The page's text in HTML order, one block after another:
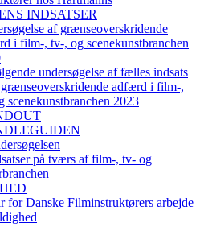
INDSATSER
af grænseoverskridende
i film-, tv-, og scenekunstbranchen
undersøgelse af fælles indsats
adfærd i film-,
scenekunstbranchen 2023
på tværs af film-, tv- og
for Danske Filminstruktørers arbejde